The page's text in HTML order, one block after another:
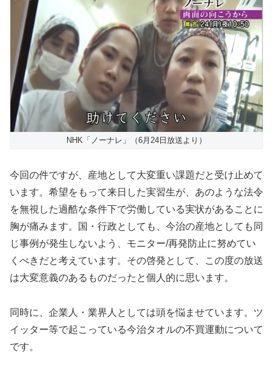
NHK「ノーナレ」（6月24日放送より）
今回の件ですが、産地として大変重い課題だと受け止めて
います。希望をもって来日した実習生が、あのような法令
を無視した過酷な条件下で労働している実状があることに
胸が痛みます。国・行政としても、今治の産地としても同
じ事例が発生しないよう、モニター/再発防止に努めてい
くべきだと考えています。その啓発として、この度の放送
は大変意義のあるものだったと個人的に思います。
同時に、企業人・業界人としては頭を悩ませています。ツ
イッター等で起こっている今治タオルの不買運動について
です。